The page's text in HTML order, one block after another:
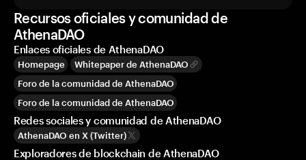
Recursos oficiales y comunidad de
AthenaDAO
Enlaces oficiales de AthenaDAO
Homepage
Whitepaper de AthenaDAO
Foro de la comunidad de AthenaDAO
Foro de la comunidad de AthenaDAO
Redes sociales y comunidad de AthenaDAO
AthenaDAO en X (Twitter)
Exploradores de blockchain de AthenaDAO